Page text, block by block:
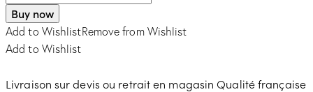
de
Pointe
Bourgault
Buy now
Add to WishlistRemove from Wishlist
Add to Wishlist
Livraison sur devis ou retrait en magasin Qualité française